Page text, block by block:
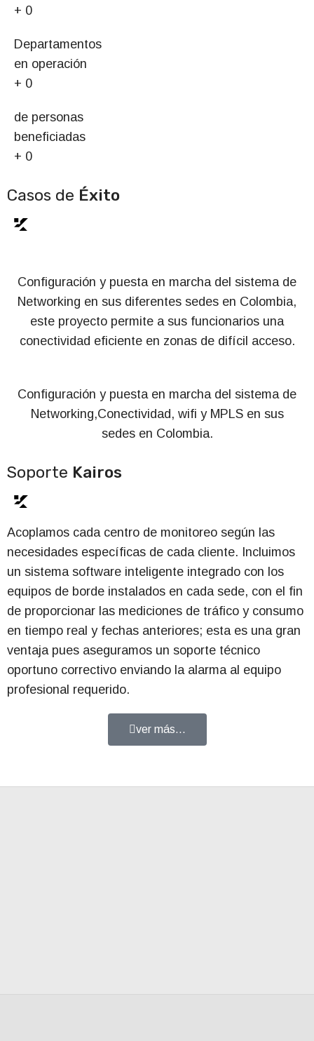
+ 0
Departamentos
en operación
+ 0
de personas
beneficiadas
+ 0
Casos de Éxito
Configuración y puesta en marcha del sistema de
Networking en sus diferentes sedes en Colombia,
este proyecto permite a sus funcionarios una
conectividad eficiente en zonas de difícil acceso.
Configuración y puesta en marcha del sistema de
Networking,Conectividad, wifi y MPLS en sus
sedes en Colombia.
Soporte Kairos
Acoplamos cada centro de monitoreo según las
necesidades específicas de cada cliente. Incluimos
un sistema software inteligente integrado con los
equipos de borde instalados en cada sede, con el fin
de proporcionar las mediciones de tráfico y consumo
en tiempo real y fechas anteriores; esta es una gran
ventaja pues aseguramos un soporte técnico
oportuno correctivo enviando la alarma al equipo
profesional requerido.
ver más...